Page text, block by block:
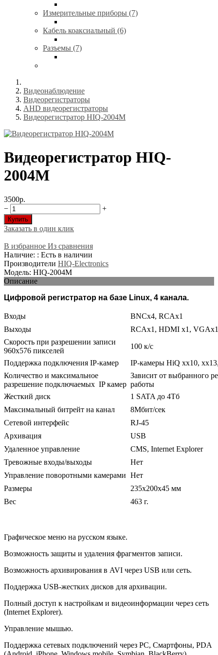
Измерительные приборы (7)
Кабель коаксиальный (6)
Разъемы (7)
Видеонаблюдение
Видеорегистраторы
AHD видеорегистраторы
Видеорегистратор HIQ-2004М
Видеорегистратор HIQ-
2004М
3500р.
−
+
Купить
Заказать в один клик
В избранное Из сравнения
Наличие: : Есть в наличии
Производители HIQ-Electronics
Модель: HIQ-2004М
Описание
Цифровой регистратор на базе Linux, 4 канала.
Входы
BNCх4, RCAх1
Выходы
RCAх1, HDMI x1,
Скорость при разрешении записи
960x576 пикселей
100 к/с
Поддержка подключения IP-камер
IP-камеры HiQ xx10,
Количество и максимальное
разрешение подключаемых IP камер
Зависит от выбранного
работы
Жесткий диск
1 SATA до 4Тб
Максимальный битрейт на канал
8Мбит/сек
Сетевой интерфейс
RJ-45
Архивация
USB
Удаленное управление
CMS, Internet Explorer
Тревожные входы/выходы
Нет
Управление поворотными камерами Нет
Размеры
235х200х45 мм
Вес
463 г.
Графическое меню на русском языке.
Возможность защиты и удаления фрагментов записи.
Возможность архивирования в AVI через USB или сеть.
Поддержка USB-жестких дисков для архивации.
Полный доступ к настройкам и видеоинформации через сеть
(Internet Explorer).
Управление мышью.
Поддержка сетевых подключений через PC, Смартфоны, PDA